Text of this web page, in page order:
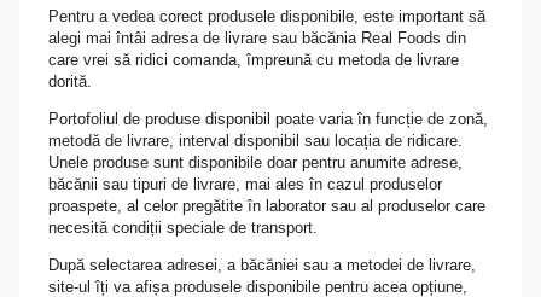
Pentru a vedea corect produsele disponibile, este important să
alegi mai întâi adresa de livrare sau băcănia Real Foods din
care vrei să ridici comanda, împreună cu metoda de livrare
dorită.
Portofoliul de produse disponibil poate varia în funcție de zonă,
metodă de livrare, interval disponibil sau locația de ridicare.
Unele produse sunt disponibile doar pentru anumite adrese,
băcănii sau tipuri de livrare, mai ales în cazul produselor
proaspete, al celor pregătite în laborator sau al produselor care
necesită condiții speciale de transport.
După selectarea adresei, a băcăniei sau a metodei de livrare,
site-ul îți va afișa produsele disponibile pentru acea opțiune,